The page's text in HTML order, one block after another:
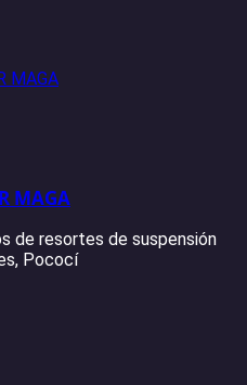
MAGA
de resortes de suspensión
Pococí